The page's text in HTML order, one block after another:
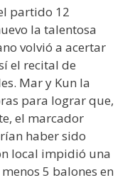
partido 12
la talentosa
volvió a acertar
el recital de
Mar y Kun la
para lograr que,
el marcador
haber sido
local impidió una
5 balones en